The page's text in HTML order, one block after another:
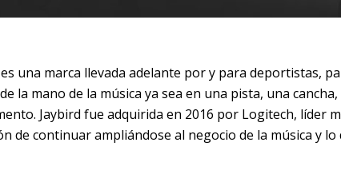
una marca llevada adelante por y para deportistas,
la mano de la música ya sea en una pista, una
Jaybird fue adquirida en 2016 por Logitech, líder
de continuar ampliándose al negocio de la música y